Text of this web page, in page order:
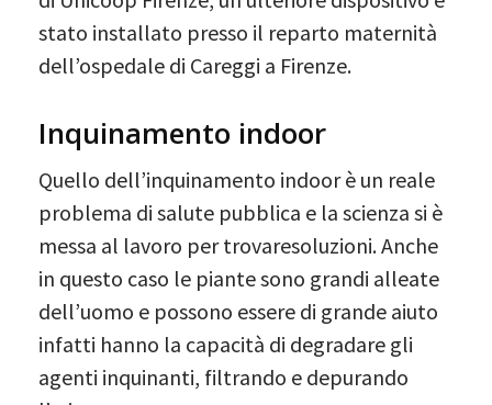
stato installato presso il reparto maternità
dell’ospedale di Careggi a Firenze.
Inquinamento indoor
Quello dell’inquinamento indoor è un reale
problema di salute pubblica e la scienza si è
messa al lavoro per trovaresoluzioni. Anche
in questo caso le piante sono grandi alleate
dell’uomo e possono essere di grande aiuto
infatti hanno la capacità di degradare gli
agenti inquinanti, filtrando e depurando